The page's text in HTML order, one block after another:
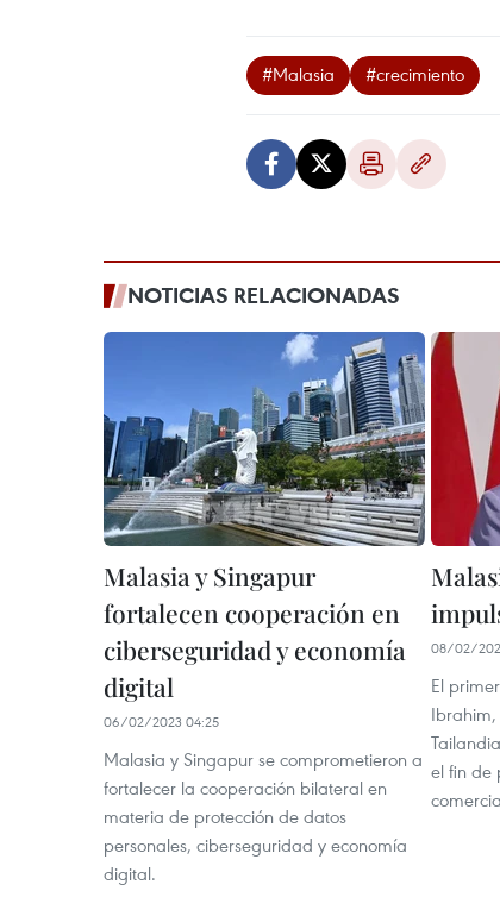
#Malasia #crecimiento
NOTICIAS RELACIONADAS
Malasia y Singapur
fortalecen cooperación en
ciberseguridad y economía
digital
06/02/2023 04:25
Malasia y Singapur se comprometieron a
fortalecer la cooperación bilateral en
materia de protección de datos
personales, ciberseguridad y economía
digital.
08/02/
El
el fin de